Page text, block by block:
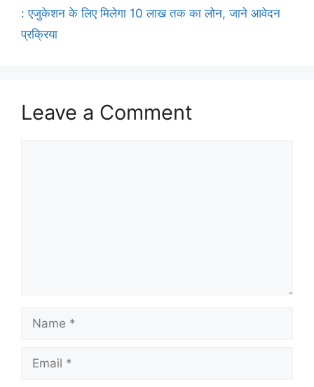
: एजुकेशन के लिए मिलेगा 10 लाख तक का लोन, जाने आवेदन
प्रक्रिया
Leave a Comment
Name
Email